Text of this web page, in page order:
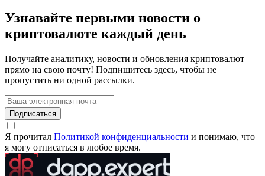
Узнавайте первыми новости о
криптовалюте каждый день
Получайте аналитику, новости и обновления криптовалют
прямо на свою почту! Подпишитесь здесь, чтобы не
пропустить ни одной рассылки.
Подписаться
Я прочитал Политикой конфиденциальности и понимаю, что
я могу отписаться в любое время.